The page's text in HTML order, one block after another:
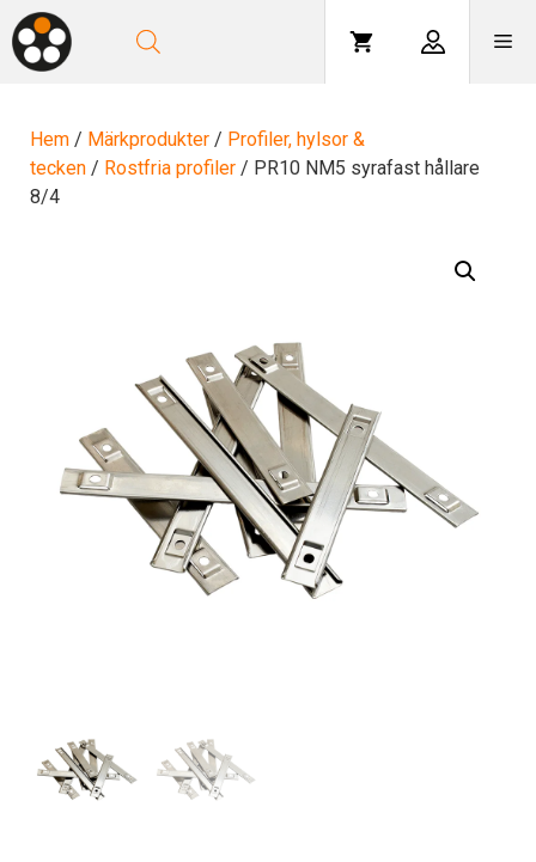
Hoppa
till
innehåll
Hem / Märkprodukter / Profiler, hylsor &
tecken / Rostfria profiler / PR10 NM5 syrafast hållare
8/4